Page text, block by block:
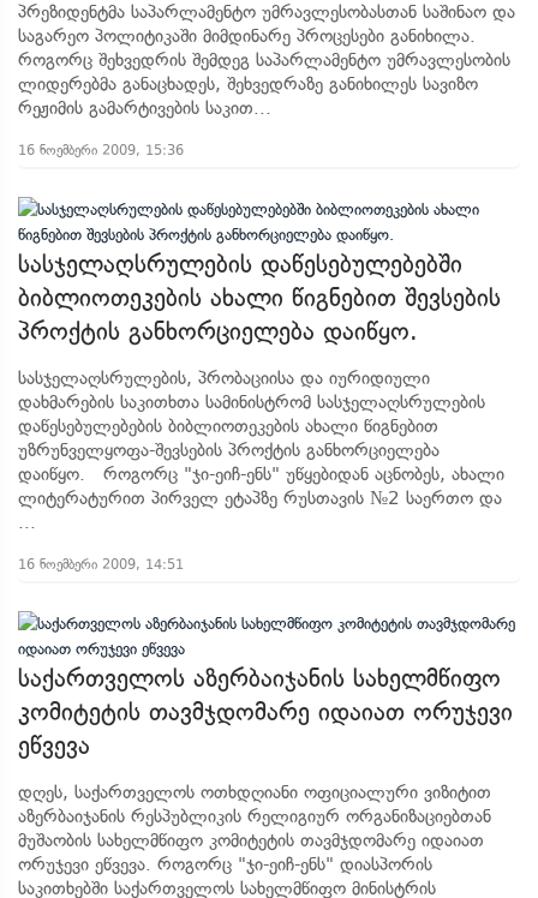
პრეზიდენტმა საპარლამენტო უმრავლესობასთან საშინაო და
საგარეო პოლიტიკაში მიმდინარე პროცესები განიხილა.
როგორც შეხვედრის შემდეგ საპარლამენტო უმრავლესობის
ლიდერებმა განაცხადეს, შეხვედრაზე განიხილეს სავიზო
რეჟიმის გამარტივების საკით...
16 ნოემბერი 2009, 15:36
სასჯელაღსრულების დაწესებულებებში
ბიბლიოთეკების ახალი წიგნებით შევსების
პროქტის განხორციელება დაიწყო.
სასჯელაღსრულების, პრობაციისა და იურიდიული
დახმარების საკითხთა სამინისტრომ სასჯელაღსრულების
დაწესებულებების ბიბლიოთეკების ახალი წიგნებით
უზრუნველყოფა-შევსების პროქტის განხორციელება
დაიწყო. როგორც "ჯი-ეიჩ-ენს" უწყებიდან აცნობეს, ახალი
ლიტერატურით პირველ ეტაპზე რუსთავის №2 საერთო და
...
16 ნოემბერი 2009, 14:51
საქართველოს აზერბაიჯანის სახელმწიფო
კომიტეტის თავმჯდომარე იდაიათ ორუჯევი
ეწვევა
დღეს, საქართველოს ოთხდღიანი ოფიციალური ვიზიტით
აზერბაიჯანის რესპუბლიკის რელიგიურ ორგანიზაციებთან
მუშაობის სახელმწიფო კომიტეტის თავმჯდომარე იდაიათ
ორუჯევი ეწვევა. როგორც "ჯი-ეიჩ-ენს" დიასპორის
საკითხებში საქართველოს სახელმწიფო მინისტრის